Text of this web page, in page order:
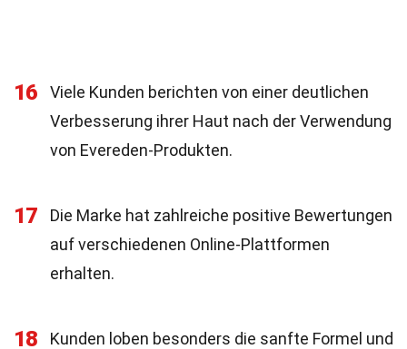
16
Viele Kunden berichten von einer deutlichen
Verbesserung ihrer Haut nach der Verwendung
von Evereden-Produkten.
17
Die Marke hat zahlreiche positive Bewertungen
auf verschiedenen Online-Plattformen
erhalten.
18 Kunden loben besonders die sanfte Formel und